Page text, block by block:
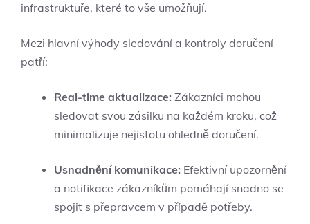
infrastruktuře, které to vše umožňují.
Mezi hlavní výhody sledování a kontroly doručení
patří:
Real-time aktualizace: Zákazníci mohou
sledovat svou zásilku na každém kroku, což
minimalizuje nejistotu ohledně doručení.
Usnadnění komunikace: Efektivní upozornění
a notifikace zákazníkům pomáhají snadno se
spojit s přepravcem v případě potřeby.